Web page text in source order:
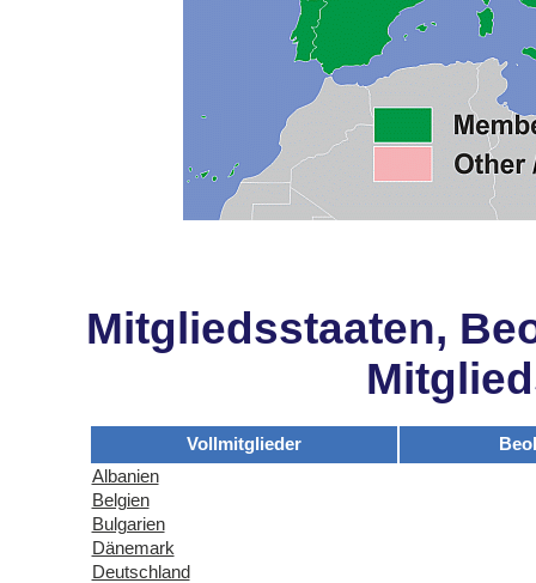
Mitgliedsstaaten,
Vollmitglieder
Albanien
Belgien
Bulgarien
Dänemark
Deutschland